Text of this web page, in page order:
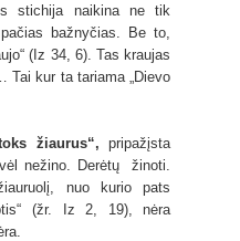
stichija naikina ne tik
bažnyčias. Be to,
(Iz 34, 6). Tas kraujas
kur ta tariama „Dievo
žiaurus“,pripažįsta
nežino. Derėtų žinoti.
nuo kurio pats
(žr. Iz 2, 19), nėra